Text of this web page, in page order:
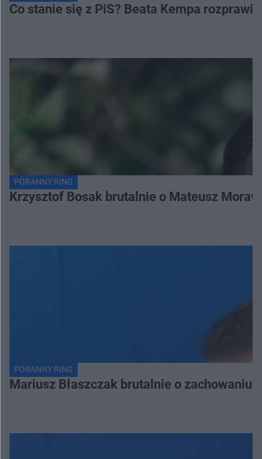
Co stanie się z PiS? Beata Kempa
PORANNY RING
Krzysztof Bosak brutalnie o Mateusz
PORANNY RING
Mariusz Błaszczak brutalnie o zachowaniu